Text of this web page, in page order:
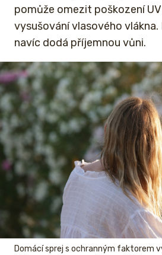
pomůže omezit poškození
vysušování vlasového
navíc dodá příjemnou vůni.
Domácí sprej s ochranným faktorem